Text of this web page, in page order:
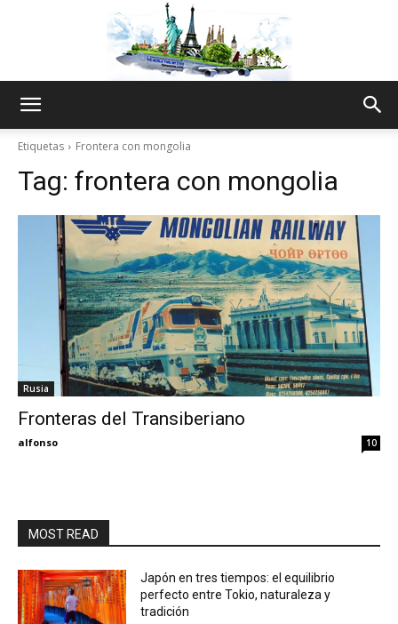
Thru
My
Etiquetas Frontera con mongolia
Tag: frontera con mongolia
Rusia
Fronteras del Transiberiano
alfonso 10
MOST READ
Japón en tres tiempos: el equilibrio
perfecto entre Tokio, naturaleza y
tradición